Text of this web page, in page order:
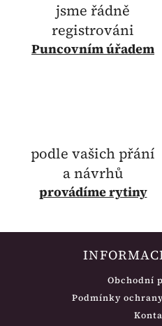
jsme řádně
registrováni
Puncovním úřadem
podle vašich přání
a návrhů
provádíme rytiny
Obchodní
Podmínky